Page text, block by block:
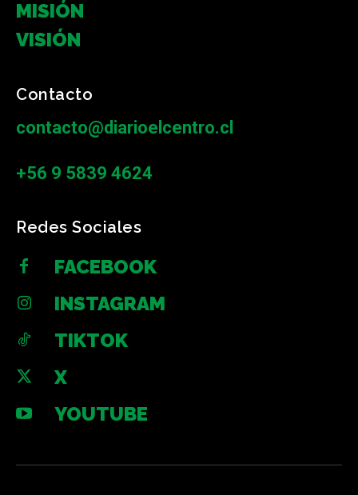
MISIÓN
VISIÓN
Contacto
contacto@diarioelcentro.cl
+56 9 5839 4624
Redes Sociales
FACEBOOK
INSTAGRAM
TIKTOK
X
YOUTUBE